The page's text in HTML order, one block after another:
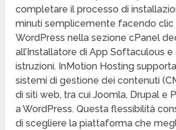
completare il processo di
minuti semplicemente facendo clic
WordPress nella sezione cPanel
all’Installatore di App Softaculous
istruzioni. InMotion Hosting
sistemi di gestione dei contenuti
di siti web, tra cui Joomla, Drupal e
a WordPress. Questa flessibilità
di scegliere la piattaforma che